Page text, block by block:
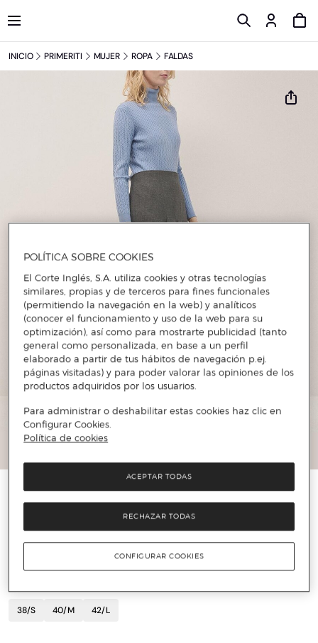
INICIO PRIMERITI MUJER ROPA FALDAS
ROBERTO VERINO
Falda doble crepé con volante
78 €195 €60%
38/S 40/M 42/L
POLÍTICA SOBRE COOKIES
El Corte Inglés, S.A. utiliza cookies y otras tecnologías
similares, propias y de terceros para fines funcionales
(permitiendo la navegación en la web) y analíticos
(conocer el funcionamiento y uso de la web para su
optimización), así como para mostrarte publicidad (tanto
general como personalizada, en base a un perfil
elaborado a partir de tus hábitos de navegación p.ej.
páginas visitadas) y para poder valorar las opiniones de los
productos adquiridos por los usuarios.
Para administrar o deshabilitar estas cookies haz clic en
Configurar Cookies.
Política de cookies
RECHAZAR TODAS
ACEPTAR TODAS
CONFIGURAR COOKIES